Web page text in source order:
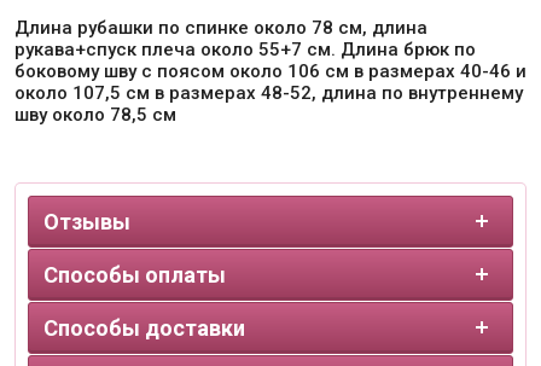
Длина рубашки по спинке около 78 см, длина
рукава+спуск плеча около 55+7 см. Длина брюк по
боковому шву с поясом около 106 см в размерах 40-46 и
около 107,5 см в размерах 48-52, длина по внутреннему
шву около 78,5 см
Отзывы
Способы оплаты
Способы доставки